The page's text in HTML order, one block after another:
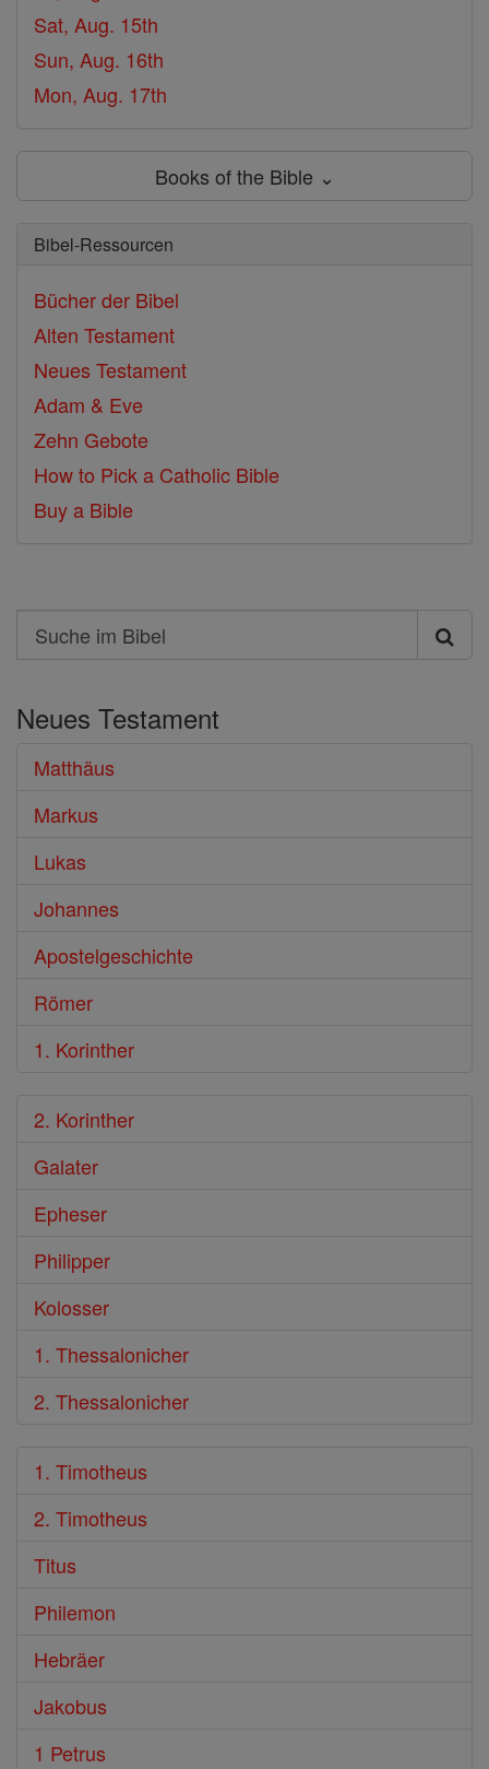
Sat, Aug. 15th
Sun, Aug. 16th
Mon, Aug. 17th
Books of the Bible ⌄
Bibel-Ressourcen
Bücher der Bibel
Alten Testament
Neues Testament
Adam & Eve
Zehn Gebote
How to Pick a Catholic Bible
Buy a Bible
Search
Suche
Bibel
Neues Testament
Matthäus
Markus
Lukas
Johannes
Apostelgeschichte
Römer
1. Korinther
2. Korinther
Galater
Epheser
Philipper
Kolosser
1. Thessalonicher
2. Thessalonicher
1. Timotheus
2. Timotheus
Titus
Philemon
Hebräer
Jakobus
1 Petrus